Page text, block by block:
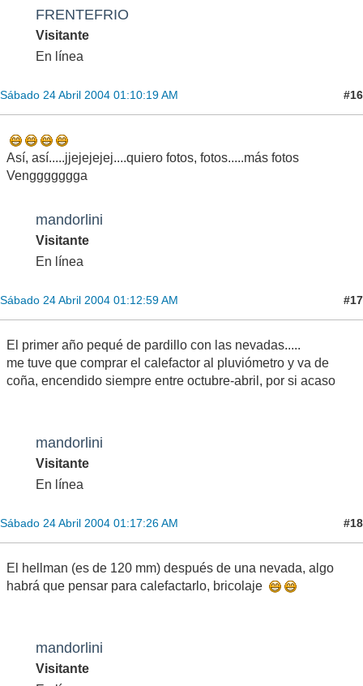
FRENTEFRIO
Visitante
En línea
Sábado 24 Abril 2004 01:10:19 AM #16
Así, así.....jjejejejej....quiero fotos, fotos.....más fotos
Venggggggga
mandorlini
Visitante
En línea
Sábado 24 Abril 2004 01:12:59 AM #17
El primer año pequé de pardillo con las nevadas.....
me tuve que comprar el calefactor al pluviómetro y va de
coña, encendido siempre entre octubre-abril, por si acaso
mandorlini
Visitante
En línea
Sábado 24 Abril 2004 01:17:26 AM #18
El hellman (es de 120 mm) después de una nevada, algo
habrá que pensar para calefactarlo, bricolaje
mandorlini
Visitante